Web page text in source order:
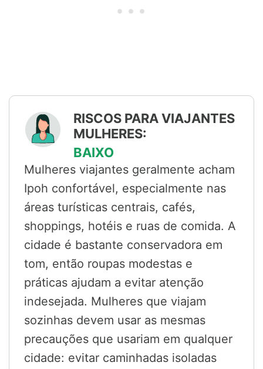
RISCOS PARA VIAJANTES
MULHERES:
BAIXO
Mulheres viajantes geralmente acham
Ipoh confortável, especialmente nas
áreas turísticas centrais, cafés,
shoppings, hotéis e ruas de comida. A
cidade é bastante conservadora em
tom, então roupas modestas e
práticas ajudam a evitar atenção
indesejada. Mulheres que viajam
sozinhas devem usar as mesmas
precauções que usariam em qualquer
cidade: evitar caminhadas isoladas